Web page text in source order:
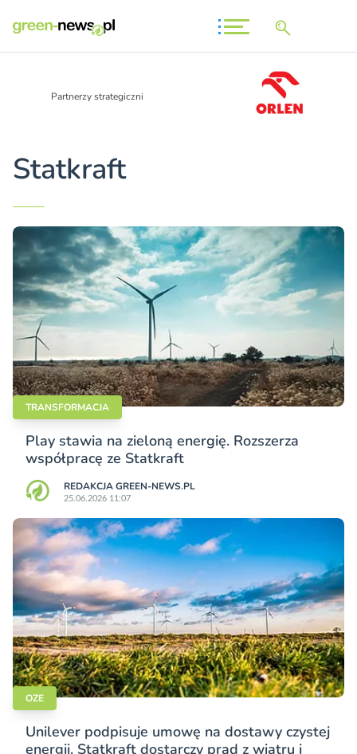
Partnerzy strategiczni
Statkraft
TRANSFORMACJA
Play stawia na zieloną energię. Rozszerza
współpracę ze Statkraft
REDAKCJA GREEN-NEWS.PL
25.06.2026 11:07
OZE
Unilever podpisuje umowę na dostawy czystej
energii. Statkraft dostarczy prąd z wiatru i